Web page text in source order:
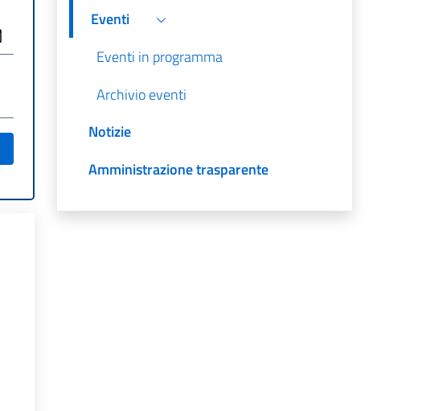
Eventi
Eventi in programma
Archivio eventi
Notizie
Amministrazione trasparente